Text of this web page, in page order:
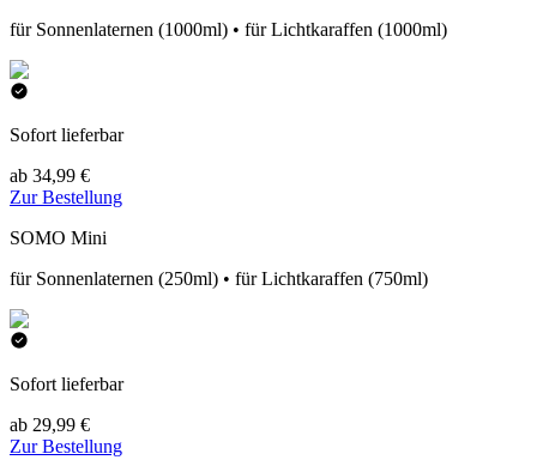
für Sonnenlaternen (1000ml) • für Lichtkaraffen (1000ml)
Sofort lieferbar
ab 34,99 €
Zur Bestellung
SOMO Mini
für Sonnenlaternen (250ml) • für Lichtkaraffen (750ml)
Sofort lieferbar
ab 29,99 €
Zur Bestellung